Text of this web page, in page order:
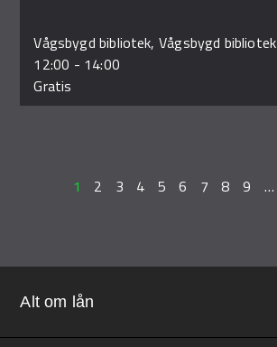
Vågsbygd bibliotek, Vågsbygd bibliotek
12:00 - 14:00
Gratis
1 2 3 4 5 6 7 8 9 …
Alt om lån